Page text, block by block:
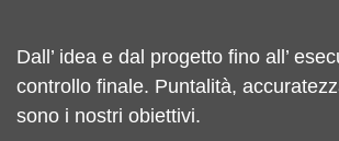
Dall’ idea e dal progetto fino all’
controllo finale. Puntalità,
sono i nostri obiettivi.